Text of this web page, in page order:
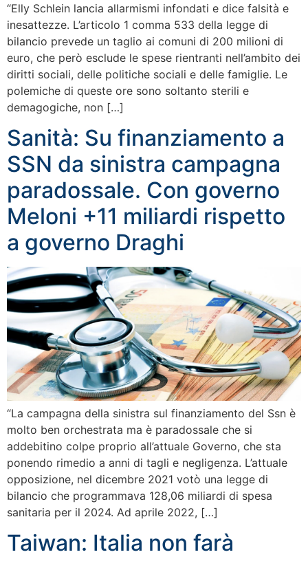
“Elly Schlein lancia allarmismi infondati e dice falsità e
inesattezze. L’articolo 1 comma 533 della legge di
bilancio prevede un taglio ai comuni di 200 milioni di
euro, che però esclude le spese rientranti nell’ambito dei
diritti sociali, delle politiche sociali e delle famiglie. Le
polemiche di queste ore sono soltanto sterili e
demagogiche, non […]
Sanità: Su finanziamento a
SSN da sinistra campagna
paradossale. Con governo
Meloni +11 miliardi rispetto
a governo Draghi
“La campagna della sinistra sul finanziamento del Ssn è
molto ben orchestrata ma è paradossale che si
addebitino colpe proprio all’attuale Governo, che sta
ponendo rimedio a anni di tagli e negligenza. L’attuale
opposizione, nel dicembre 2021 votò una legge di
bilancio che programmava 128,06 miliardi di spesa
sanitaria per il 2024. Ad aprile 2022, […]
Taiwan: Italia non farà